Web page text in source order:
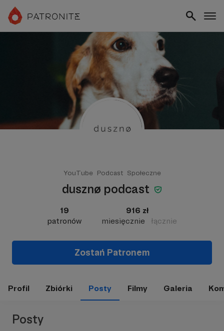
YouTube Podcast Społeczne
dusznø podcast
19
patronów
916 zł
miesięcznie
łącznie
Zostań Patronem
Profil Zbiórki Posty Filmy Galeria
Posty